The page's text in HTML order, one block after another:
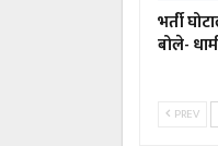
भर्ती
बोले-
PREV